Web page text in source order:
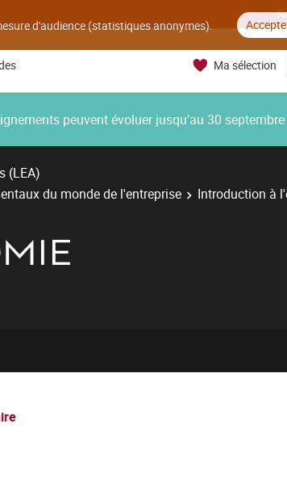
d'audience (statistiques anonymes).
Ma sélection
peuvent évoluer jusqu’au 30 septembre
(LEA)
du monde de l'entreprise Introduction à